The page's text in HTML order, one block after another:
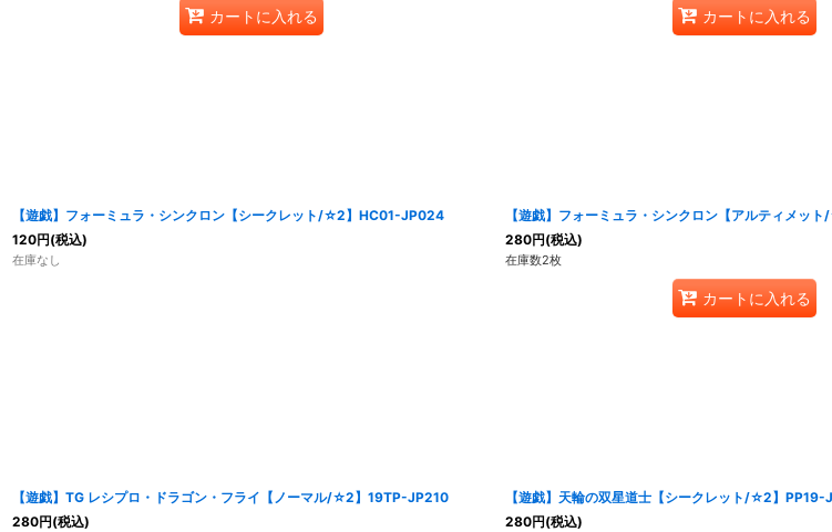
カートに入れる カートに入れる
【遊戯】フォーミュラ・シンクロン【シークレット/☆2】HC01-JP024
120円(税込)
在庫なし
【遊戯】フォーミュラ・シンクロン【アルティメッ
280円(税込)
在庫数2枚
カートに入れる
【遊戯】TG レシプロ・ドラゴン・フライ【ノーマル/☆2】19TP-JP210
280円(税込)
【遊戯】天輪の双星道士【シークレット/☆2】PP19-
280円(税込)